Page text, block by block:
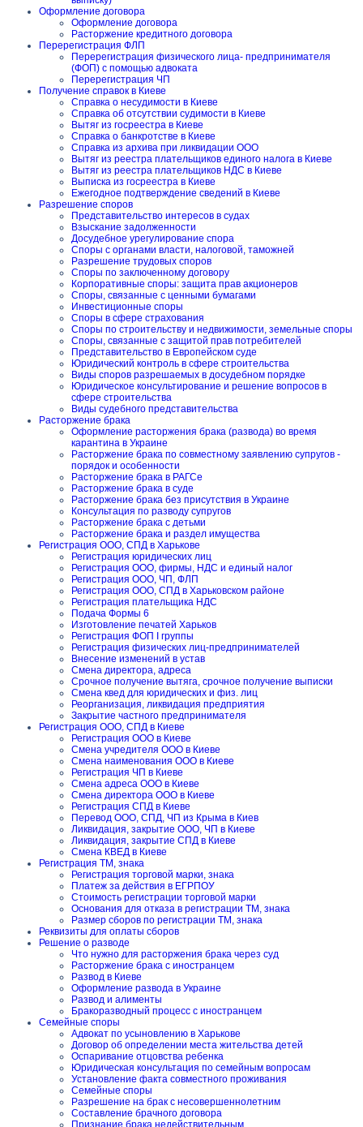
Оформление договора
Оформление договора
Расторжение кредитного договора
Перерегистрация ФЛП
Перерегистрация физического лица- предпринимателя
(ФОП) с помощью адвоката
Перерегистрация ЧП
Получение справок в Киеве
Справка о несудимости в Киеве
Справка об отсутствии судимости в Киеве
Вытяг из госреестра в Киеве
Справка о банкротстве в Киеве
Справка из архива при ликвидации ООО
Вытяг из реестра плательщиков единого налога в Киеве
Вытяг из реестра плательщиков НДС в Киеве
Выписка из госреестра в Киеве
Ежегодное подтверждение сведений в Киеве
Разрешение споров
Представительство интересов в судах
Взыскание задолженности
Досудебное урегулирование спора
Споры с органами власти, налоговой, таможней
Разрешение трудовых споров
Споры по заключенному договору
Корпоративные споры: защита прав акционеров
Споры, связанные с ценными бумагами
Инвестиционные споры
Споры в сфере страхования
Споры по строительству и недвижимости, земельные споры
Споры, связанные с защитой прав потребителей
Представительство в Европейском суде
Юридический контроль в сфере строительства
Виды споров разрешаемых в досудебном порядке
Юридическое консультирование и решение вопросов в
сфере строительства
Виды судебного представительства
Расторжение брака
Оформление расторжения брака (развода) во время
карантина в Украине
Расторжение брака по совместному заявлению супругов -
порядок и особенности
Расторжение брака в РАГСе
Расторжение брака в суде
Расторжение брака без присутствия в Украине
Консультация по разводу супругов
Расторжение брака с детьми
Расторжение брака и раздел имущества
Регистрация ООО, СПД в Харькове
Регистрация юридических лиц
Регистрация ООО, фирмы, НДС и единый налог
Регистрация ООО, ЧП, ФЛП
Регистрация ООО, СПД в Харьковском районе
Регистрация плательщика НДС
Подача Формы 6
Изготовление печатей Харьков
Регистрация ФОП I группы
Регистрация физических лиц-предпринимателей
Внесение изменений в устав
Смена директора, адреса
Срочное получение вытяга, срочное получение выписки
Смена квед для юридических и физ. лиц
Реорганизация, ликвидация предприятия
Закрытие частного предпринимателя
Регистрация ООО, СПД в Киеве
Регистрация ООО в Киеве
Смена учредителя ООО в Киеве
Смена наименования ООО в Киеве
Регистрация ЧП в Киеве
Смена адреса ООО в Киеве
Смена директора ООО в Киеве
Регистрация СПД в Киеве
Перевод ООО, СПД, ЧП из Крыма в Киев
Ликвидация, закрытие ООО, ЧП в Киеве
Ликвидация, закрытие СПД в Киеве
Смена КВЕД в Киеве
Регистрация ТМ, знака
Регистрация торговой марки, знака
Платеж за действия в ЕГРПОУ
Стоимость регистрации торговой марки
Основания для отказа в регистрации ТМ, знака
Размер сборов по регистрации ТМ, знака
Реквизиты для оплаты сборов
Решение о разводе
Что нужно для расторжения брака через суд
Расторжение брака с иностранцем
Развод в Киеве
Оформление развода в Украине
Развод и алименты
Бракоразводный процесс с иностранцем
Семейные споры
Адвокат по усыновлению в Харькове
Договор об определении места жительства детей
Оспаривание отцовства ребенка
Юридическая консультация по семейным вопросам
Установление факта совместного проживания
Семейные споры
Разрешение на брак с несовершеннолетним
Составление брачного договора
Признание брака недействительным